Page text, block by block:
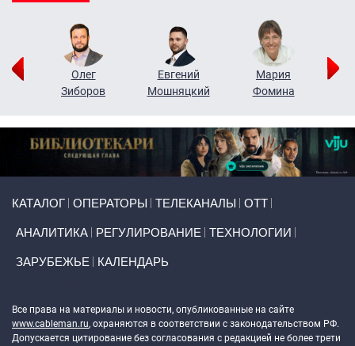
Олег
Зиборов
Евгений
Мошняцкий
Мария
Фомина
КАТАЛОГ ОПЕРАТОРЫ ТЕЛЕКАНАЛЫ ОТТ
АНАЛИТИКА РЕГУЛИРОВАНИЕ ТЕХНОЛОГИИ
ЗАРУБЕЖЬЕ КАЛЕНДАРЬ
Все права на материалы и новости, опубликованные на сайте
www.cableman.ru, охраняются в соответствии с законодательством РФ.
Допускается цитирование без согласования с редакцией не более трети